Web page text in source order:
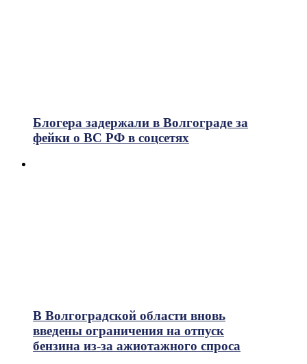
Блогера задержали в Волгограде за
фейки о ВС РФ в соцсетях
В Волгоградской области вновь
введены ограничения на отпуск
бензина из-за ажиотажного спроса